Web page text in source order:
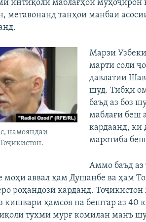
интиқоли маблағҳои муҳоҷирон
метавонанд танҳои манбаи
намояндаи
Марзи
марти соли
давлатии
шуд. Тибқи
баъд аз боз
маблағи беш
кардаанд, ки
маротиба
Аммо баъд аз
моҳи аввал ҳам Душанбе ва ҳам
роҳандозӣ карданд.
кишвари ҳамсоя на бештар аз 40
тухми мурғ комилан манъ